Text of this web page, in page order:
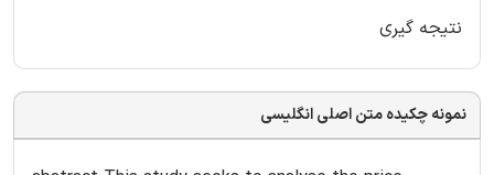
نتیجه گیری
نمونه چکیده متن اصلی انگلیسی